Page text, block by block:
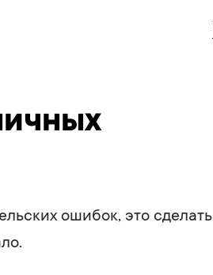
ошибок, это сделать